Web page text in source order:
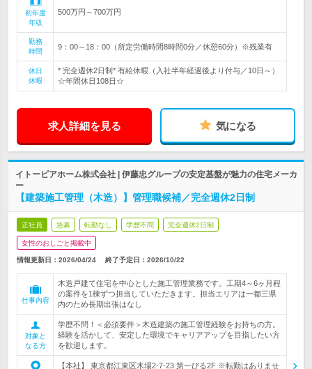
初年度
年収
500万円～700万円
勤務
時間
9：00～18：00（所定労働時間8時間0分／休憩60分）※残業有
休日
休暇
* 完全週休2日制* 有給休暇（入社半年経過後より付与／10日～）
☆年間休日108日☆
求人詳細を見る 気になる
イトーピアホーム株式会社 | 伊藤忠グループの安定基盤が魅力の住宅メーカ
ー
【建築施工管理（木造）】管理職候補／完全週休2日制
正社員 急募 転勤なし 学歴不問 完全週休2日制
女性のおしごと掲載中
情報更新日：2026/04/24 終了予定日： 2026/10/22
仕事内容
木造戸建て住宅を中心とした施工管理業務です。工期4～6ヶ月程
の案件を1棟ずつ担当していただきます。担当エリアは一都三県
内のため長期出張はなし
対象と
なる方
学歴不問！＜必須要件＞木造建築の施工管理経験をお持ちの方。
経験を活かして、安定した環境でキャリアアップを目指したい方
を歓迎します。
【本社】 東京都江東区木場2-7-23 第一びる2F ※転勤はありませ